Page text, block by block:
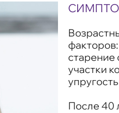
участки
После 40